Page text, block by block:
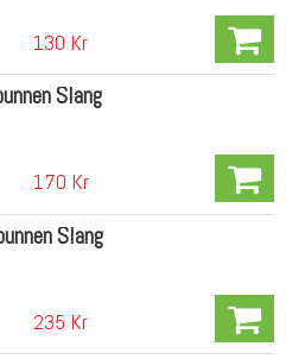
130 Kr
Slang
170 Kr
Slang
235 Kr